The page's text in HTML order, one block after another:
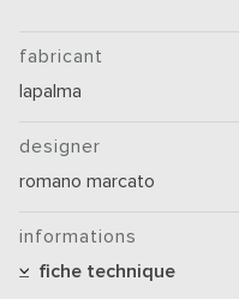
fabricant
lapalma
designer
romano marcato
informations
fiche technique